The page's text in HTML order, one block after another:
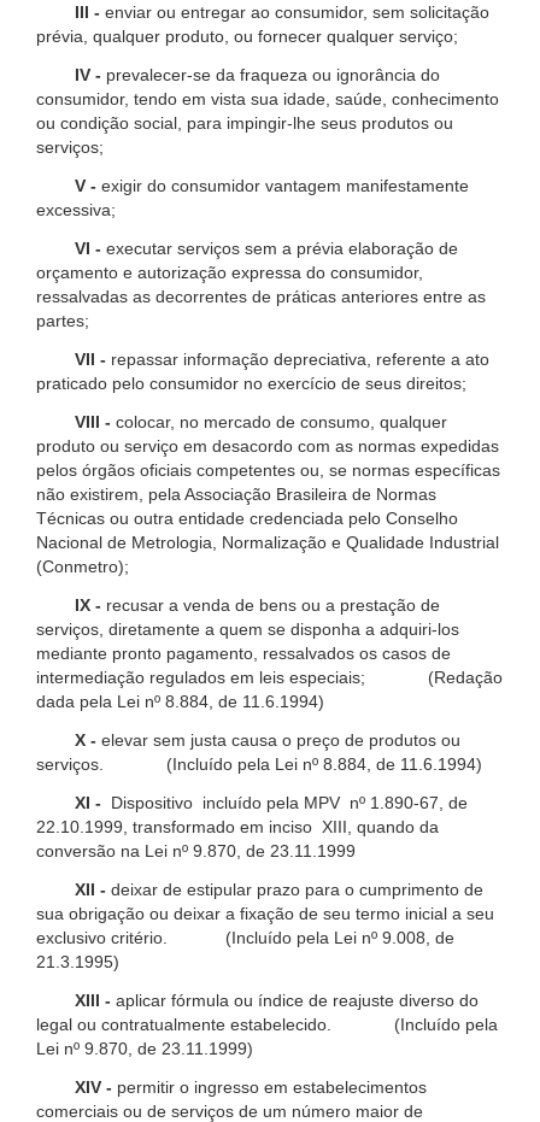
III - enviar ou entregar ao consumidor, sem solicitação
prévia, qualquer produto, ou fornecer qualquer serviço;
IV - prevalecer-se da fraqueza ou ignorância do
consumidor, tendo em vista sua idade, saúde, conhecimento
ou condição social, para impingir-lhe seus produtos ou
serviços;
V - exigir do consumidor vantagem manifestamente
excessiva;
VI - executar serviços sem a prévia elaboração de
orçamento e autorização expressa do consumidor,
ressalvadas as decorrentes de práticas anteriores entre as
partes;
VII - repassar informação depreciativa, referente a ato
praticado pelo consumidor no exercício de seus direitos;
VIII - colocar, no mercado de consumo, qualquer
produto ou serviço em desacordo com as normas expedidas
pelos órgãos oficiais competentes ou, se normas específicas
não existirem, pela Associação Brasileira de Normas
Técnicas ou outra entidade credenciada pelo Conselho
Nacional de Metrologia, Normalização e Qualidade Industrial
(Conmetro);
IX - recusar a venda de bens ou a prestação de
serviços, diretamente a quem se disponha a adquiri-los
mediante pronto pagamento, ressalvados os casos de
intermediação regulados em leis especiais; (Redação
dada pela Lei nº 8.884, de 11.6.1994)
X - elevar sem justa causa o preço de produtos ou
serviços. (Incluído pela Lei nº 8.884, de 11.6.1994)
XI -
Dispositivo incluído pela MPV nº 1.890-67, de
22.10.1999, transformado em inciso XIII, quando da
conversão na Lei nº 9.870, de 23.11.1999
XII - deixar de estipular prazo para o cumprimento de
sua obrigação ou deixar a fixação de seu termo inicial a seu
exclusivo critério. (Incluído pela Lei nº 9.008, de
21.3.1995)
XIII - aplicar fórmula ou índice de reajuste diverso do
legal ou contratualmente estabelecido. (Incluído pela
Lei nº 9.870, de 23.11.1999)
XIV - permitir o ingresso em estabelecimentos
comerciais ou de serviços de um número maior de